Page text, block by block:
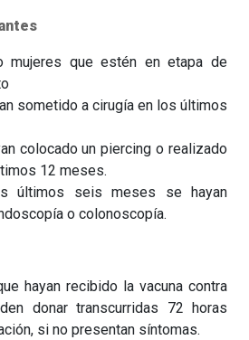
mujeres que estén en etapa de
sometido a cirugía en los últimos
colocado un piercing o realizado
12 meses.
últimos seis meses se hayan
o colonoscopía.
hayan recibido la vacuna contra
donar transcurridas 72 horas
si no presentan síntomas.